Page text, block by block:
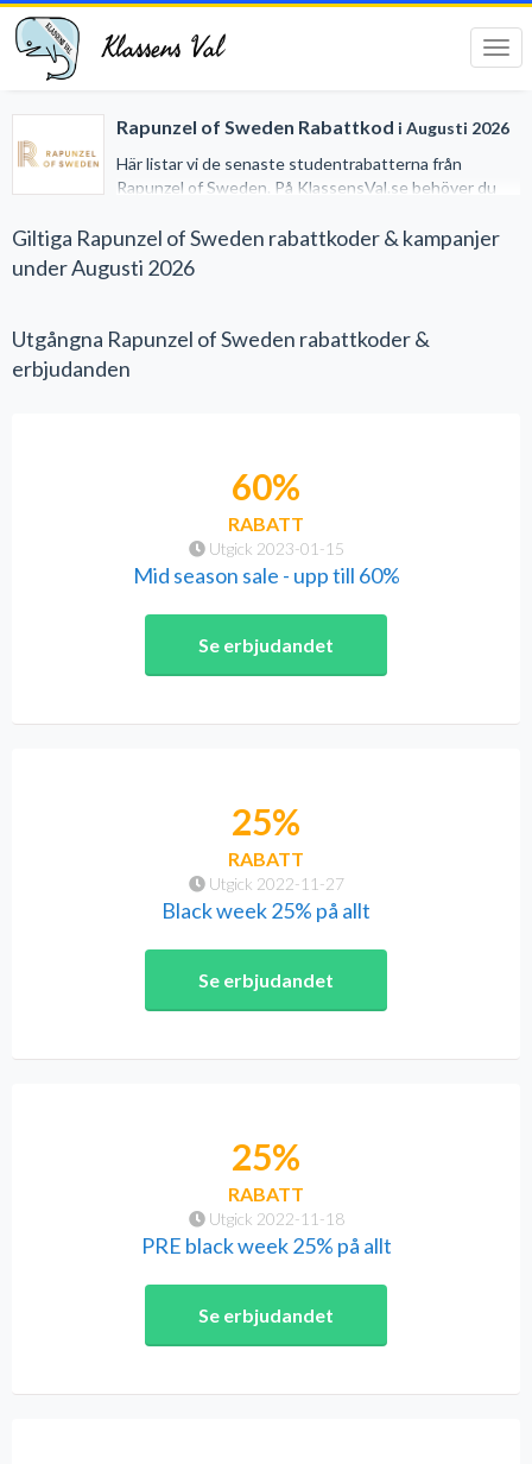
Klassens Val
Rapunzel of Sweden Rabattkod i Augusti 2026
Här listar vi de senaste studentrabatterna från
Rapunzel of Sweden. På KlassensVal.se behöver du
du handlar på nätet. Vi har gjort det lätt för dig genom
att samla alla studentrabatter på ett och samma ställe.
Giltiga Rapunzel of Sweden rabattkoder & kampanjer
under Augusti 2026
Utgångna Rapunzel of Sweden rabattkoder &
erbjudanden
Utgick 2023-01-15
60%
RABATT
Mid season sale - upp till 60%
Se erbjudandet
Utgick 2022-11-27
25%
RABATT
Black week 25% på allt
Se erbjudandet
Utgick 2022-11-18
25%
RABATT
PRE black week 25% på allt
Se erbjudandet